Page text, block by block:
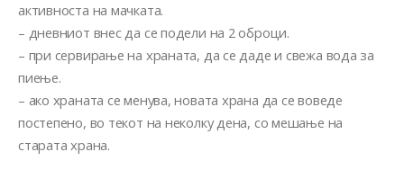
активноста на мачката.
– дневниот внес да се подели на 2 оброци.
– при сервирање на храната, да се даде и свежа вода за
пиење.
– ако храната се менува, новата храна да се воведе
постепено, во текот на неколку дена, со мешање на
старата храна.